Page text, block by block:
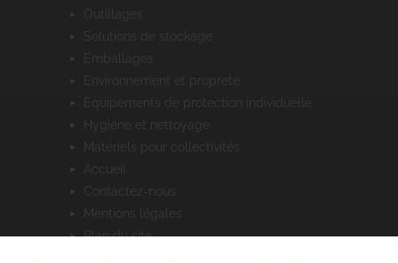
outillages
solutions de stockage
emballages
environnement et propreté
equipements de protection individuelle
hygiène et nettoyage
matériels pour collectivités
accueil
contactez-nous
mentions légales
plan du site